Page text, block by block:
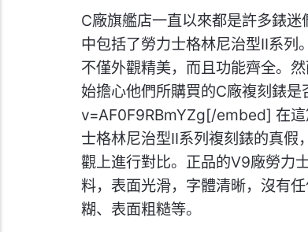
C廠旗艦店一直以來都是許多錶
中包括了勞力士格林尼治型II系列
不僅外觀精美，而且功能齊全。
始擔心他們所購買的C廠複刻錶
v=AF0F9RBmYZg[/embed] 在這
士格林尼治型II系列複刻錶的真假
觀上進行對比。正品的V9廠勞力
料，表面光滑，字體清晰，沒有
糊、表面粗糙等。